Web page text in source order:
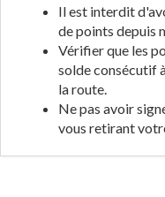
Il est interdit
de points depuis
Vérifier que les
solde consécutif
la route.
Ne pas avoir
vous retirant